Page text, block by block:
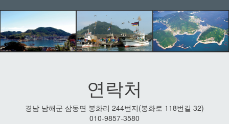
연락처
경남 남해군 삼동면 봉화리 244번지(봉화로 118번길 32)
010-9857-3580